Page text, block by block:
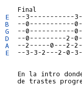
E
B
G
D
A
E
--3-3-2---2-0-
En la intro
de trastes